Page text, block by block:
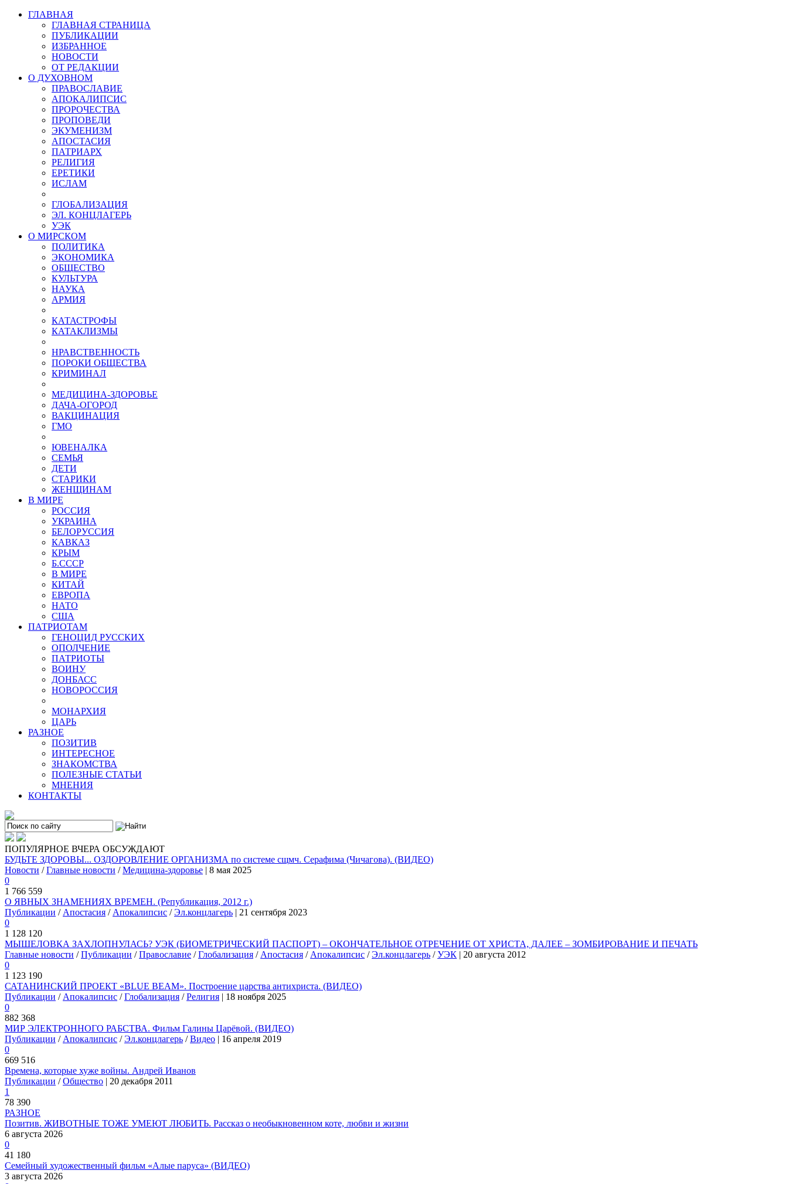
ГЛАВНАЯ
ГЛАВНАЯ СТРАНИЦА
ПУБЛИКАЦИИ
ИЗБРАННОЕ
НОВОСТИ
ОТ РЕДАКЦИИ
О ДУХОВНОМ
ПРАВОСЛАВИЕ
АПОКАЛИПСИС
ПРОРОЧЕСТВА
ПРОПОВЕДИ
ЭКУМЕНИЗМ
АПОСТАСИЯ
ПАТРИАРХ
РЕЛИГИЯ
ЕРЕТИКИ
ИСЛАМ
ГЛОБАЛИЗАЦИЯ
ЭЛ. КОНЦЛАГЕРЬ
УЭК
О МИРСКОМ
ПОЛИТИКА
ЭКОНОМИКА
ОБЩЕСТВО
КУЛЬТУРА
НАУКА
АРМИЯ
КАТАСТРОФЫ
КАТАКЛИЗМЫ
НРАВСТВЕННОСТЬ
ПОРОКИ ОБЩЕСТВА
КРИМИНАЛ
МЕДИЦИНА-ЗДОРОВЬЕ
ДАЧА-ОГОРОД
ВАКЦИНАЦИЯ
ГМО
ЮВЕНАЛКА
СЕМЬЯ
ДЕТИ
СТАРИКИ
ЖЕНЩИНАМ
В МИРЕ
РОСCИЯ
УКРАИНА
БЕЛОРУССИЯ
КАВКАЗ
КРЫМ
Б.СССР
В МИРЕ
КИТАЙ
ЕВРОПА
НАТО
США
ПАТРИОТАМ
ГЕНОЦИД РУССКИХ
ОПОЛЧЕНИЕ
ПАТРИОТЫ
ВОИНУ
ДОНБАСС
НОВОРОССИЯ
МОНАРХИЯ
ЦАРЬ
РАЗНОЕ
ПОЗИТИВ
ИНТЕРЕСНОЕ
ЗНАКОМСТВА
ПОЛЕЗНЫЕ СТАТЬИ
МНЕНИЯ
КОНТАКТЫ
ПОПУЛЯРНОЕ ВЧЕРА ОБСУЖДАЮТ
БУДЬТЕ ЗДОРОВЫ... ОЗДОРОВЛЕНИЕ ОРГАНИЗМА по системе сщмч. Серафима (Чичагова). (ВИДЕО)
Новости /Главные новости /Медицина-здоровье | 8 мая 2025
0
1 766 559
О ЯВНЫХ ЗНАМЕНИЯХ ВРЕМЕН. (Републикация, 2012 г.)
Публикации / Апостасия / Апокалипсис /Эл.концлагерь | 21 сентября 2023
0
1 128 120
МЫШЕЛОВКА ЗАХЛОПНУЛАСЬ? УЭК (БИОМЕТРИЧЕСКИЙ ПАСПОРТ) – ОКОНЧАТЕЛЬНОЕ ОТРЕЧЕНИЕ ОТ ХРИСТА, ДАЛЕЕ – ЗОМБИРОВАНИЕ И ПЕЧАТЬ
Главные новости /Публикации /Православие /Глобализация / Апостасия / Апокалипсис /Эл.концлагерь /УЭК | 20 августа 2012
0
1 123 190
САТАНИНСКИЙ ПРОЕКТ «BLUE BEAM». Построение царства антихриста. (ВИДЕО)
Публикации / Апокалипсис /Глобализация /Религия | 18 ноября 2025
0
882 368
МИР ЭЛЕКТРОННОГО РАБСТВА. Фильм Галины Царёвой. (ВИДЕО)
Публикации / Апокалипсис /Эл.концлагерь /Видео | 16 апреля 2019
0
669 516
Времена, которые хуже войны. Андрей Иванов
Публикации /Общество | 20 декабря 2011
1
78 390
РАЗНОЕ
Позитив. ЖИВОТНЫЕ ТОЖЕ УМЕЮТ ЛЮБИТЬ. Рассказ о необыкновенном коте, любви и жизни
6 августа 2026
0
41 180
Семейный художественный фильм «Алые паруса» (ВИДЕО)
3 августа 2026